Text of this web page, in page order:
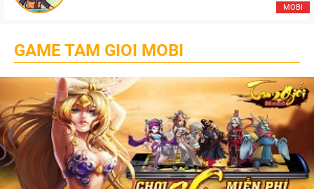
MOBI
GAME TAM GIOI MOBI